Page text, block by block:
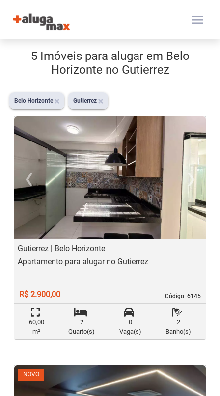
menu
5 Imóveis para alugar em Belo
Horizonte no Gutierrez
Belo Horizonte Gutierrez
‹
Previous
›
Gutierrez | Belo Horizonte
Código. 6145
Código. 6145
Apartamento para alugar no Gutierrez
R$ 2.900,00
60,00
m²
2
Quarto(s)
0
Vaga(s)
2
Banho(s)
NOVO